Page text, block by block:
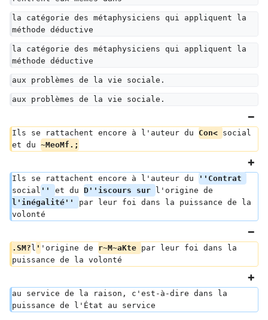
la catégorie des métaphysiciens qui appliquent la
méthode déductive
la catégorie des métaphysiciens qui appliquent la
méthode déductive
aux problèmes de la vie sociale.
aux problèmes de la vie sociale.
Ils se rattachent encore à l'auteur du Con< social
et du ~MeoMf.;
Ils se rattachent encore à l'auteur du
''Contrat
social '' et du D''iscours sur
l'origine de
l'inégalité'' par leur foi dans la puissance de la
volonté
.SM? l ' 'origine de r~M~aKte par leur foi dans la
puissance de la volonté
au service de la raison, c'est-à-dire dans la
puissance de l'État au service